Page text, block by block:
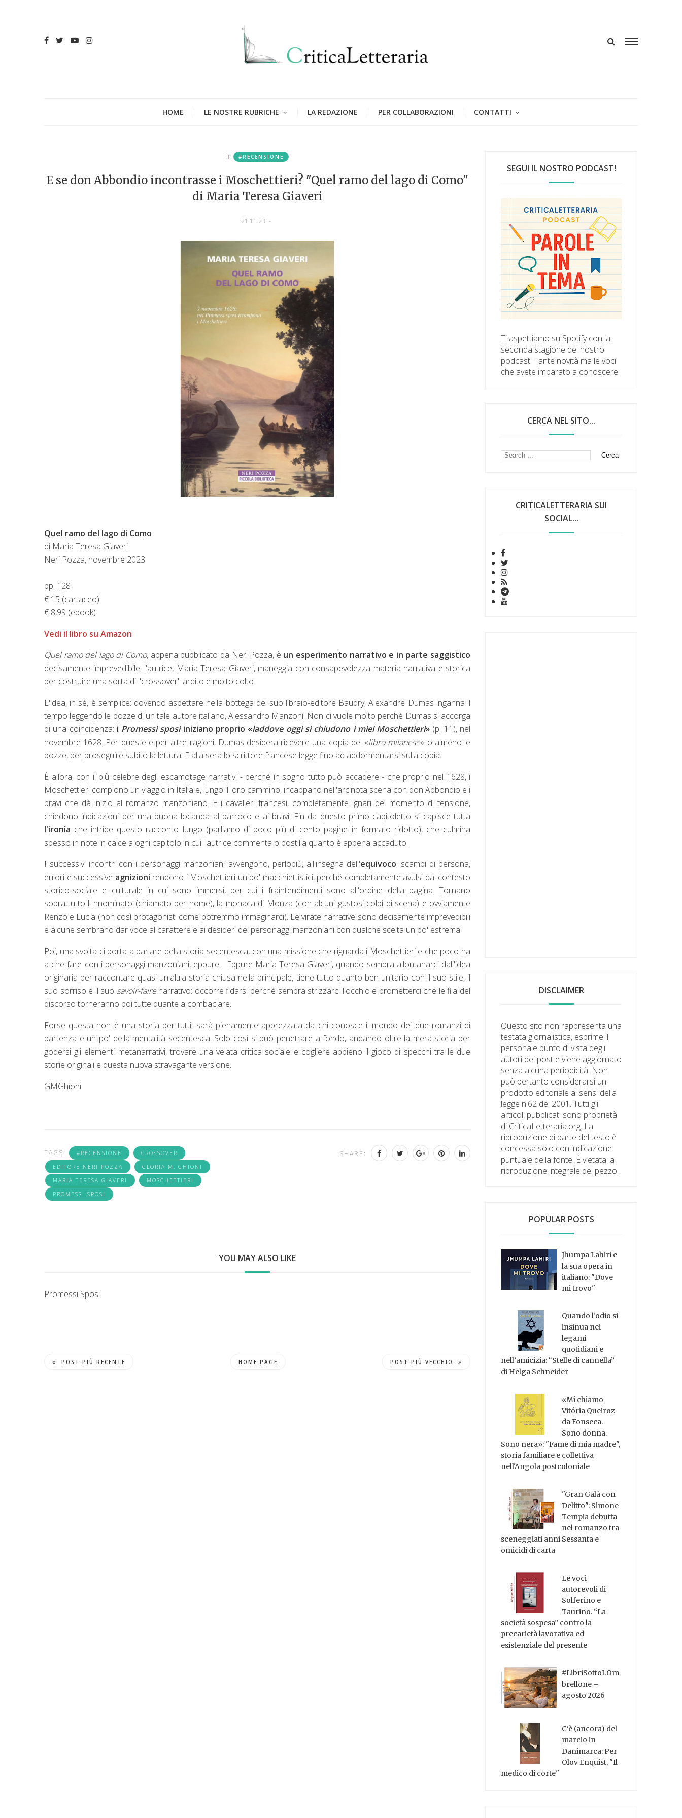
HOME LE NOSTRE RUBRICHE LA REDAZIONE PER COLLABORAZIONI CONTATTI
in #RECENSIONE
E se don Abbondio incontrasse i Moschettieri? "Quel ramo del lago di Como"
di Maria Teresa Giaveri
21.11.23 -
Quel ramo del lago di Como
di Maria Teresa Giaveri
Neri Pozza, novembre 2023
pp. 128
€ 15 (cartaceo)
€ 8,99 (ebook)
Vedi il libro su Amazon
Quel ramo del lago di Como, appena pubblicato da Neri Pozza, è un esperimento narrativo e in parte saggistico
decisamente imprevedibile: l'autrice, Maria Teresa Giaveri, maneggia con consapevolezza materia narrativa e storica
per costruire una sorta di "crossover" ardito e molto colto.
L'idea, in sé, è semplice: dovendo aspettare nella bottega del suo libraio-editore Baudry, Alexandre Dumas inganna il
tempo leggendo le bozze di un tale autore italiano, Alessandro Manzoni. Non ci vuole molto perché Dumas si accorga
di una coincidenza: i Promessi sposiiniziano proprio «laddove oggi si chiudono i miei Moschettieri» (p. 11), nel
novembre 1628. Per queste e per altre ragioni, Dumas desidera ricevere una copia del «libro milanese» o almeno le
bozze, per proseguire subito la lettura. E alla sera lo scrittore francese legge fino ad addormentarsi sulla copia.
È allora, con il più celebre degli escamotage narrativi - perché in sogno tutto può accadere - che proprio nel 1628, i
Moschettieri compiono un viaggio in Italia e, lungo il loro cammino, incappano nell'arcinota scena con don Abbondio e i
bravi che dà inizio al romanzo manzoniano. E i cavalieri francesi, completamente ignari del momento di tensione,
chiedono indicazioni per una buona locanda al parroco e ai bravi. Fin da questo primo capitoletto si capisce tutta
l'ironia che intride questo racconto lungo (parliamo di poco più di cento pagine in formato ridotto), che culmina
spesso in note in calce a ogni capitolo in cui l'autrice commenta o postilla quanto è appena accaduto.
I successivi incontri con i personaggi manzoniani avvengono, perlopiù, all'insegna dell'equivoco: scambi di persona,
errori e successive agnizioni rendono i Moschettieri un po' macchiettistici, perché completamente avulsi dal contesto
storico-sociale e culturale in cui sono immersi, per cui i fraintendimenti sono all'ordine della pagina. Tornano
soprattutto l'Innominato (chiamato per nome), la monaca di Monza (con alcuni gustosi colpi di scena) e ovviamente
Renzo e Lucia (non così protagonisti come potremmo immaginarci). Le virate narrative sono decisamente imprevedibili
e alcune sembrano dar voce al carattere e ai desideri dei personaggi manzoniani con qualche scelta un po' estrema.
Poi, una svolta ci porta a parlare della storia secentesca, con una missione che riguarda i Moschettieri e che poco ha
a che fare con i personaggi manzoniani, eppure... Eppure Maria Teresa Giaveri, quando sembra allontanarci dall'idea
originaria per raccontare quasi un'altra storia chiusa nella principale, tiene tutto quanto ben unitario con il suo stile, il
suo sorriso e il suo savoir-fairenarrativo: occorre fidarsi perché sembra strizzarci l'occhio e prometterci che le fila del
discorso torneranno poi tutte quante a combaciare.
Forse questa non è una storia per tutti: sarà pienamente apprezzata da chi conosce il mondo dei due romanzi di
partenza e un po' della mentalità secentesca. Solo così si può penetrare a fondo, andando oltre la mera storia per
godersi gli elementi metanarrativi, trovare una velata critica sociale e cogliere appieno il gioco di specchi tra le due
storie originali e questa nuova stravagante versione.
GMGhioni
TAGS: #RECENSIONE
CROSSOVER
EDITORE NERI POZZA
GLORIA M. GHIONI
MARIA TERESA GIAVERI
MOSCHETTIERI
PROMESSI SPOSI
SHARE:
YOU MAY ALSO LIKE
Promessi Sposi
POST PIÙ RECENTE HOME PAGE POST PIÙ VECCHIO
SEGUI IL NOSTRO PODCAST!
Ti aspettiamo su Spotify con la
seconda stagione del nostro
podcast! Tante novità ma le voci
che avete imparato a conoscere.
CERCA NEL SITO...
CRITICALETTERARIA SUI
SOCIAL...
DISCLAIMER
Questo sito non rappresenta una
testata giornalistica, esprime il
personale punto di vista degli
autori dei post e viene aggiornato
senza alcuna periodicità. Non
può pertanto considerarsi un
prodotto editoriale ai sensi della
legge n.62 del 2001. Tutti gli
articoli pubblicati sono proprietà
di CriticaLetteraria.org. La
riproduzione di parte del testo è
concessa solo con indicazione
puntuale della fonte. È vietata la
riproduzione integrale del pezzo.
POPULAR POSTS
Jhumpa Lahiri e
la sua opera in
italiano: "Dove
mi trovo"
Quando l’odio si
insinua nei
legami
quotidiani e
nell’amicizia: “Stelle di cannella”
di Helga Schneider
«Mi chiamo
Vitória Queiroz
da Fonseca.
Sono donna.
Sono nera»: "Fame di mia madre",
storia familiare e collettiva
nell'Angola postcoloniale
"Gran Galà con
Delitto": Simone
Tempia debutta
nel romanzo tra
sceneggiati anni Sessanta e
omicidi di carta
Le voci
autorevoli di
Solferino e
Taurino. “La
società sospesa” contro la
precarietà lavorativa ed
esistenziale del presente
#LibriSottoLOm
brellone –
agosto 2026
C'è (ancora) del
marcio in
Danimarca: Per
Olov Enquist, "Il
medico di corte"